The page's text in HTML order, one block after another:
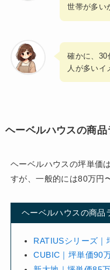
世帯が多い
確かに、30
人が多いイ
ヘーベルハウスの商
ヘーベルハウスの坪単価
すが、一般的には80万円
ヘーベルハウスの商品
RATIUSシリーズ｜
CUBIC｜坪単価90